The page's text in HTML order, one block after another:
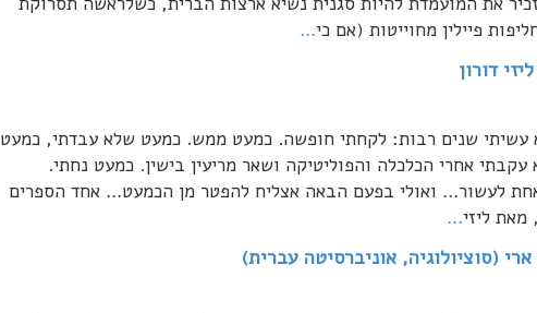
פיילין מחוייטות (אם כי…
דורון
עשיתי שנים רבות: לקחתי חופשה. כמעט ממש. כמעט שלא עבדתי, כמעט
אחרי הכלכלה והפוליטיקה ושאר מריעין בישין. כמעט נחתי.
לעשור… ואולי בפעם הבאה אצליח להפטר מן הכמעט… אחד הספרים
ליזי…
(סוציולוגיה, אוניברסיטה עברית)